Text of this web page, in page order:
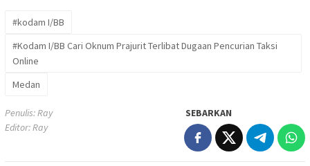
#kodam I/BB
#Kodam I/BB Cari Oknum Prajurit Terlibat Dugaan Pencurian Taksi
Online
Medan
Penulis: Ray
Editor: Ray
SEBARKAN